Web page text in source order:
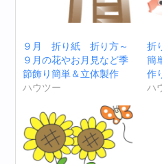
９月 折り紙 折り方～
９月の花やお月見など季
節飾り簡単＆立体製作
ハウツー
折
簡
作
ハ